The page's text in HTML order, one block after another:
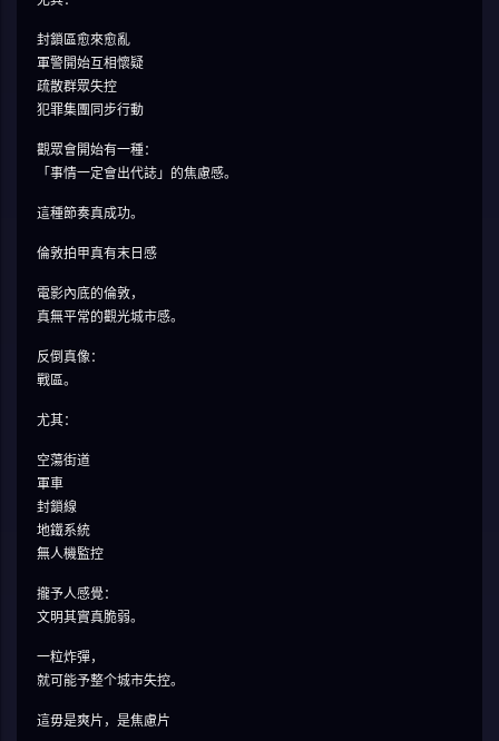
封鎖區愈來愈亂
軍警開始互相懷疑
疏散群眾失控
犯罪集團同步行動
觀眾會開始有一種：
「事情一定會出代誌」的焦慮感。
這種節奏真成功。
倫敦拍甲真有末日感
電影內底的倫敦，
真無平常的觀光城市感。
反倒真像：
戰區。
尤其：
空蕩街道
軍車
封鎖線
地鐵系統
無人機監控
攏予人感覺：
文明其實真脆弱。
一粒炸彈，
就可能予整个城市失控。
這毋是爽片，是焦慮片